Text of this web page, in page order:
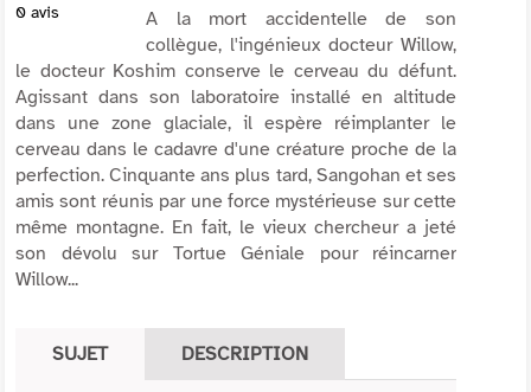
0 avis
A la mort accidentelle de son
collègue, l'ingénieux docteur Willow,
le docteur Koshim conserve le cerveau du défunt.
Agissant dans son laboratoire installé en altitude
dans une zone glaciale, il espère réimplanter le
cerveau dans le cadavre d'une créature proche de la
perfection. Cinquante ans plus tard, Sangohan et ses
amis sont réunis par une force mystérieuse sur cette
même montagne. En fait, le vieux chercheur a jeté
son dévolu sur Tortue Géniale pour réincarner
Willow...
SUJET DESCRIPTION